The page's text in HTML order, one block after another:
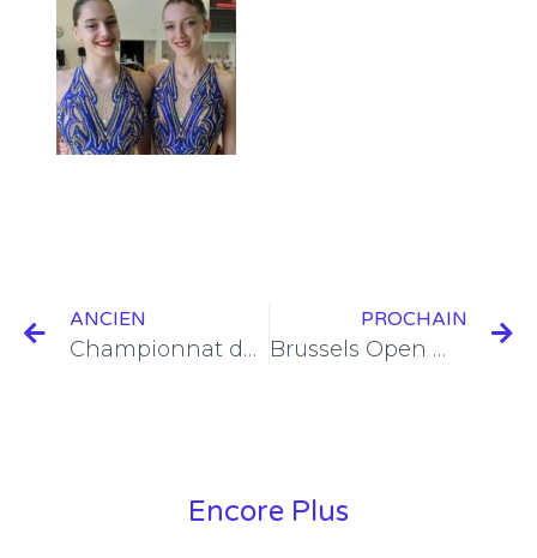
ANCIEN
Championnat de Belgique Minimes : rien que de l’or !
PROCHAIN
Brussels Open masters 2022 : une grande réussite !
Encore Plus